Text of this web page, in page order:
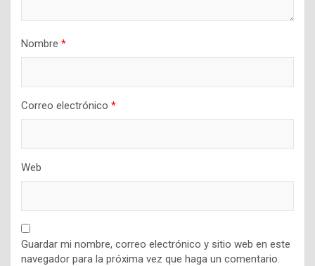
Nombre *
Correo electrónico *
Web
Guardar mi nombre, correo electrónico y sitio web en este
navegador para la próxima vez que haga un comentario.